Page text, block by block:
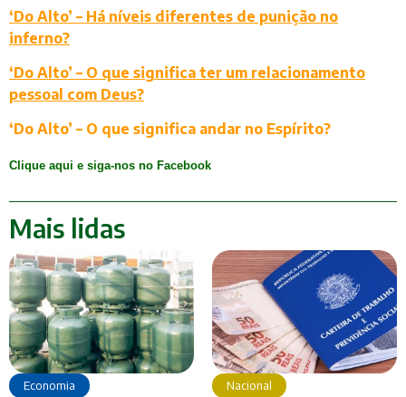
‘Do Alto’ – Há níveis diferentes de punição no
inferno?
‘Do Alto’ – O que significa ter um relacionamento
pessoal com Deus?
‘Do Alto’ – O que significa andar no Espírito?
Clique aqui e siga-nos no Facebook
Mais lidas
Economia Nacional